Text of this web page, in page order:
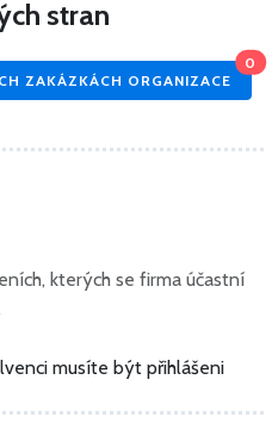
stran
ZAKÁZKÁCH ORGANIZACE
0
kterých se firma účastní
musíte být přihlášeni